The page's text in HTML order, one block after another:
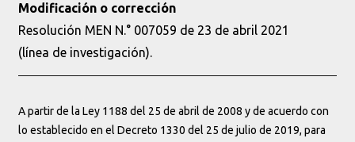
Modificación o corrección
Resolución MEN N.° 007059 de 23 de abril 2021
(línea de investigación).
A partir de la Ley 1188 del 25 de abril de 2008 y de acuerdo con
lo establecido en el Decreto 1330 del 25 de julio de 2019, para